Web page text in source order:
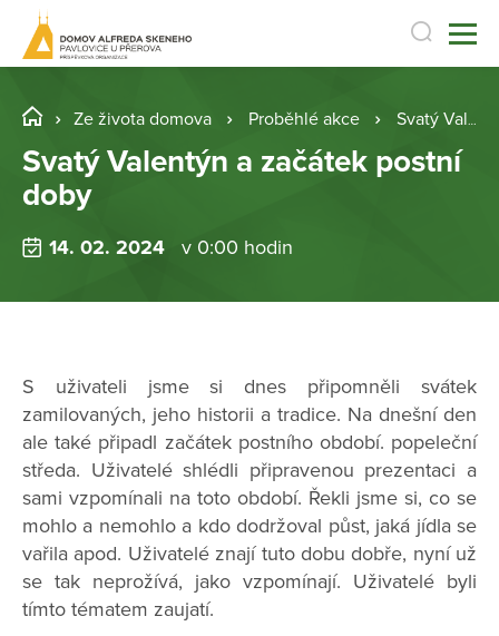
Ze života domova Proběhlé akce Svatý Valentýn a začátek postní doby
Svatý Valentýn a začátek postní
doby
14. 02. 2024 v 0:00 hodin
S uživateli jsme si dnes připomněli svátek
zamilovaných, jeho historii a tradice. Na dnešní den
ale také připadl začátek postního období. popeleční
středa. Uživatelé shlédli připravenou prezentaci a
sami vzpomínali na toto období. Řekli jsme si, co se
mohlo a nemohlo a kdo dodržoval půst, jaká jídla se
vařila apod. Uživatelé znají tuto dobu dobře, nyní už
se tak neprožívá, jako vzpomínají. Uživatelé byli
tímto tématem zaujatí.